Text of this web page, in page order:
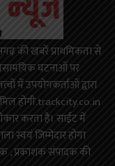
की खबरें प्राथमिकता से
घटनाओं पर
में उपयोगकर्ताओं द्वारा
होगी.trackcity.co.in
करता है। साईट में
स्वयं जिम्मेदार होगा
, प्रकाशक संपादक की